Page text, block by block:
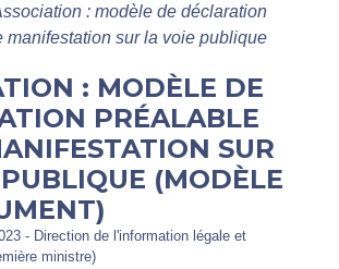
: modèle de déclaration
manifestation sur la voie publique
: MODÈLE DE
PRÉALABLE
SUR
(MODÈLE
- Direction de l'information légale et
ministre)